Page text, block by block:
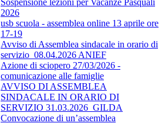
Sospensione lezioni per Vacanze Pasquali
2026
usb scuola - assemblea online 13 aprile ore
17-19
Avviso di Assemblea sindacale in orario di
servizio_08.04.2026 ANIEF
Azione di sciopero 27/03/2026 -
comunicazione alle famiglie
AVVISO DI ASSEMBLEA
SINDACALE IN ORARIO DI
SERVIZIO 31.03.2026_GILDA
Convocazione di un’assemblea